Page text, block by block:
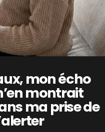
mon écho
montrait
ma prise de